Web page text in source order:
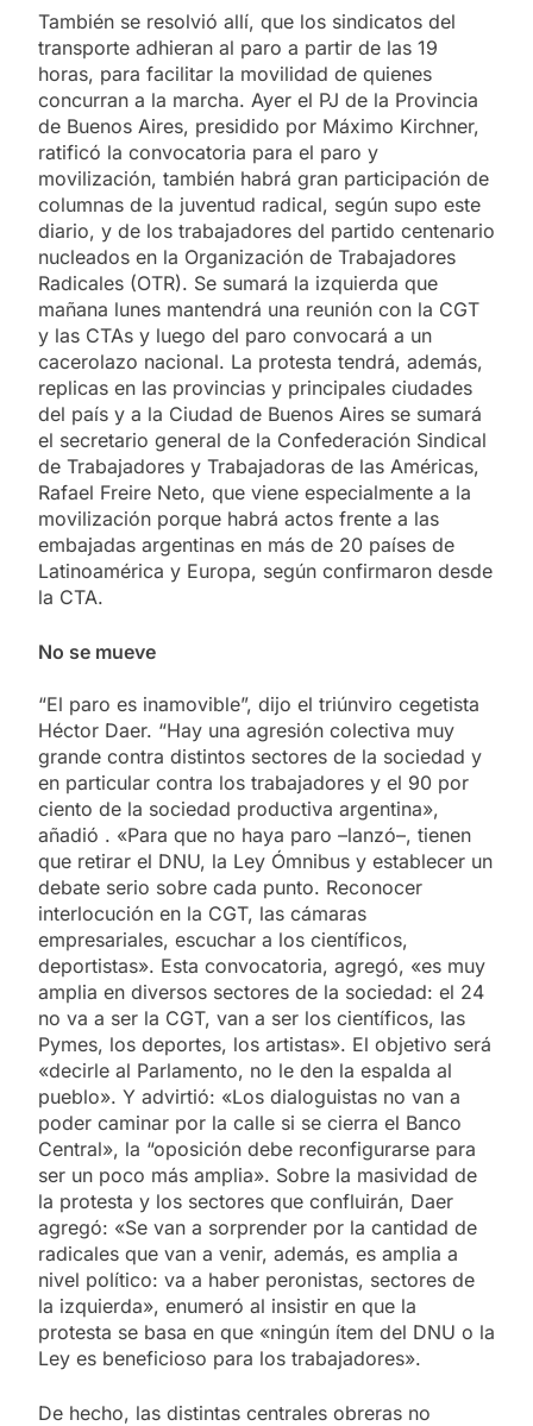
También se resolvió allí, que los sindicatos del
transporte adhieran al paro a partir de las 19
horas, para facilitar la movilidad de quienes
concurran a la marcha. Ayer el PJ de la Provincia
de Buenos Aires, presidido por Máximo Kirchner,
ratificó la convocatoria para el paro y
movilización, también habrá gran participación de
columnas de la juventud radical, según supo este
diario, y de los trabajadores del partido centenario
nucleados en la Organización de Trabajadores
Radicales (OTR). Se sumará la izquierda que
mañana lunes mantendrá una reunión con la CGT
y las CTAs y luego del paro convocará a un
cacerolazo nacional. La protesta tendrá, además,
replicas en las provincias y principales ciudades
del país y a la Ciudad de Buenos Aires se sumará
el secretario general de la Confederación Sindical
de Trabajadores y Trabajadoras de las Américas,
Rafael Freire Neto, que viene especialmente a la
movilización porque habrá actos frente a las
embajadas argentinas en más de 20 países de
Latinoamérica y Europa, según confirmaron desde
la CTA.
No se mueve
“El paro es inamovible”, dijo el triúnviro cegetista
Héctor Daer. “Hay una agresión colectiva muy
grande contra distintos sectores de la sociedad y
en particular contra los trabajadores y el 90 por
ciento de la sociedad productiva argentina»,
añadió . «Para que no haya paro –lanzó–, tienen
que retirar el DNU, la Ley Ómnibus y establecer un
debate serio sobre cada punto. Reconocer
interlocución en la CGT, las cámaras
empresariales, escuchar a los científicos,
deportistas». Esta convocatoria, agregó, «es muy
amplia en diversos sectores de la sociedad: el 24
no va a ser la CGT, van a ser los científicos, las
Pymes, los deportes, los artistas». El objetivo será
«decirle al Parlamento, no le den la espalda al
pueblo». Y advirtió: «Los dialoguistas no van a
poder caminar por la calle si se cierra el Banco
Central», la “oposición debe reconfigurarse para
ser un poco más amplia». Sobre la masividad de
la protesta y los sectores que confluirán, Daer
agregó: «Se van a sorprender por la cantidad de
radicales que van a venir, además, es amplia a
nivel político: va a haber peronistas, sectores de
la izquierda», enumeró al insistir en que la
protesta se basa en que «ningún ítem del DNU o la
Ley es beneficioso para los trabajadores».
De hecho, las distintas centrales obreras no